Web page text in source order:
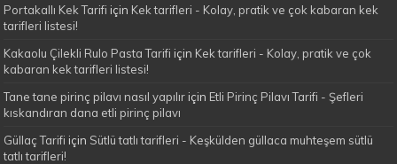
Portakallı Kek Tarifi için Kek tarifleri - Kolay, pratik ve çok kabaran kek
tarifleri listesi!
Kakaolu Çilekli Rulo Pasta Tarifi için Kek tarifleri - Kolay, pratik ve çok
kabaran kek tarifleri listesi!
Tane tane pirinç pilavı nasıl yapılır için Etli Pirinç Pilavı Tarifi - Şefleri
kıskandıran dana etli pirinç pilavı
Güllaç Tarifi için Sütlü tatlı tarifleri - Keşkülden güllaca muhteşem sütlü
tatlı tarifleri!